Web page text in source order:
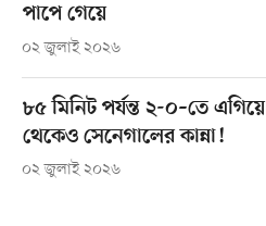
পাপে গেয়ে
০২ জুলাই ২০২৬
৮৫ মিনিট পর্যন্ত ২-০–তে এগিয়ে
থেকেও সেনেগালের কান্না!
০২ জুলাই ২০২৬